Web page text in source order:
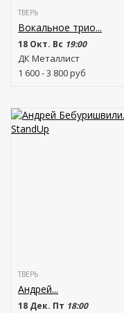
ТВЕРЬ
Вокальное трио...
18 Окт. Вс 19:00
ДК Металлист
1 600 - 3 800руб
ТВЕРЬ
Андрей...
18 Дек. Пт 18:00